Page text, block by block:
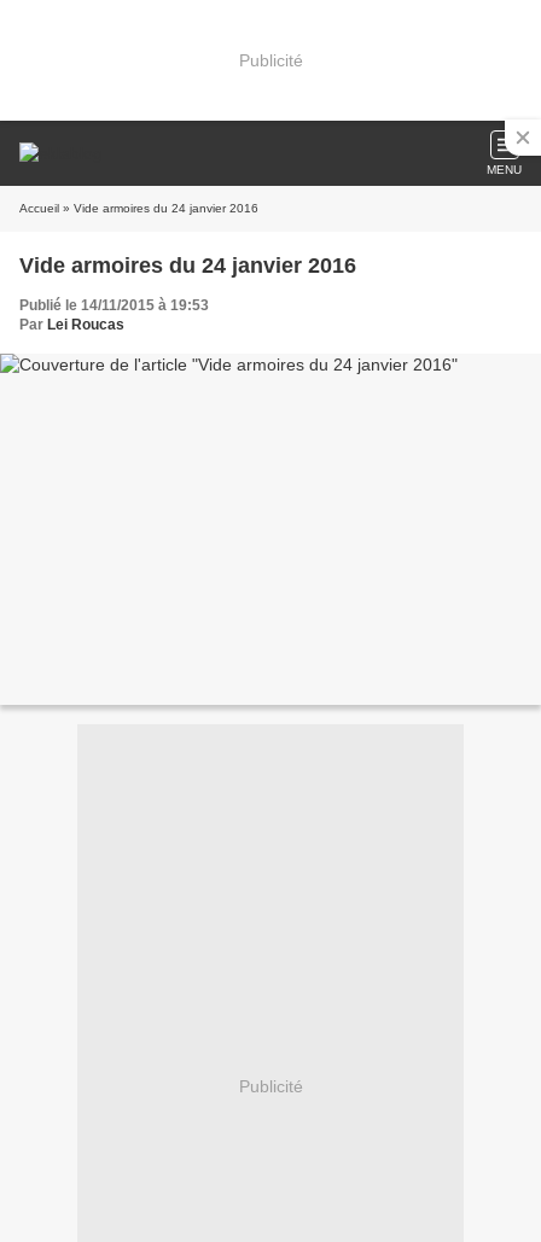
Publicité
MENU
Accueil » Vide armoires du 24 janvier 2016
Vide armoires du 24 janvier 2016
Publié le 14/11/2015 à 19:53
Par Lei Roucas
Publicité